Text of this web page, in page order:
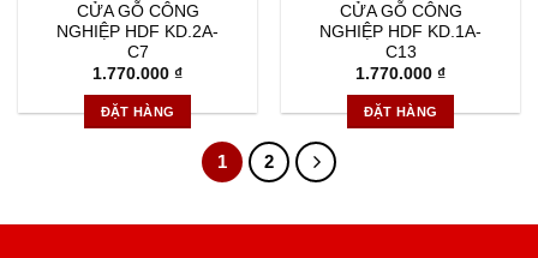
CỬA GỖ CÔNG
NGHIỆP HDF KD.2A-
C7
1.770.000 ₫
ĐẶT HÀNG
CỬA GỖ CÔNG
NGHIỆP HDF KD.1A-
C13
1.770.000 ₫
ĐẶT HÀNG
1 2